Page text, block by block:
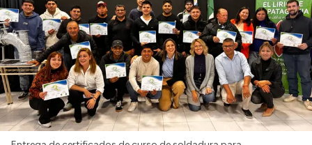
Login